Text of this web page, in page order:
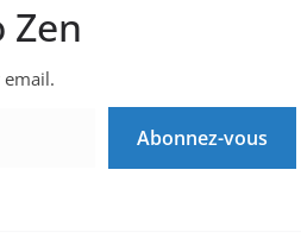
Zen
Abonnez-vous